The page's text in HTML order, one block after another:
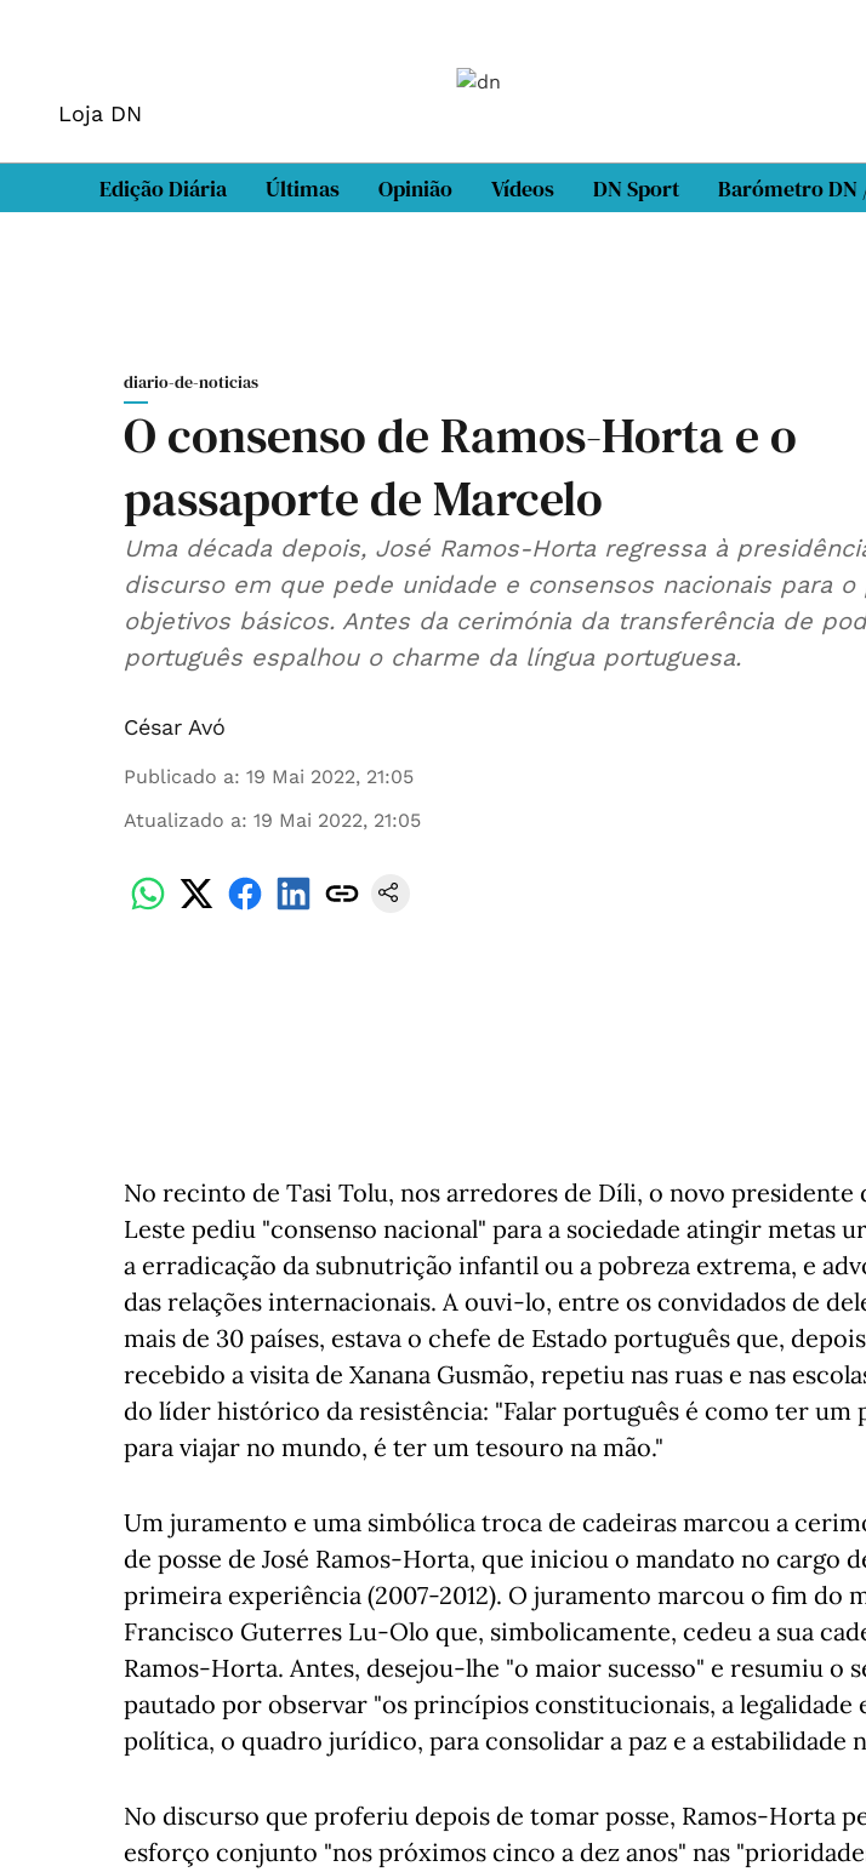
Loja DN
Edição Diária Últimas Opinião Vídeos DN Sport Barómetro DN
diario-de-noticias
O consenso de Ramos-Horta e o
passaporte de Marcelo
Uma década depois, José Ramos-Horta regressa à
discurso em que pede unidade e consensos nacionais para o
objetivos básicos. Antes da cerimónia da transferência de
português espalhou o charme da língua portuguesa.
César Avó
Publicado a: 19 Mai 2022, 21:05
Atualizado a: 19 Mai 2022, 21:05
No recinto de Tasi Tolu, nos arredores de Díli, o novo
Leste pediu "consenso nacional" para a sociedade atingir metas
a erradicação da subnutrição infantil ou a pobreza extrema, e
das relações internacionais. A ouvi-lo, entre os convidados de
mais de 30 países, estava o chefe de Estado português que,
recebido a visita de Xanana Gusmão, repetiu nas ruas e nas
do líder histórico da resistência: "Falar português é como ter um
para viajar no mundo, é ter um tesouro na mão."
Um juramento e uma simbólica troca de cadeiras marcou a
de posse de José Ramos-Horta, que iniciou o mandato no cargo
primeira experiência (2007-2012). O juramento marcou o fim do
Francisco Guterres Lu-Olo que, simbolicamente, cedeu a sua
Ramos-Horta. Antes, desejou-lhe "o maior sucesso" e resumiu o
pautado por observar "os princípios constitucionais, a legalidade
política, o quadro jurídico, para consolidar a paz e a estabilidade
No discurso que proferiu depois de tomar posse, Ramos-Horta
esforço conjunto "nos próximos cinco a dez anos" nas